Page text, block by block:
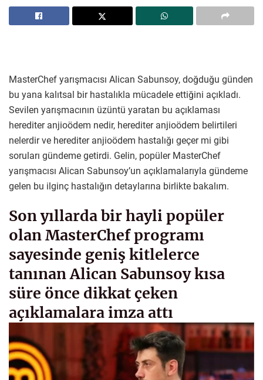
MasterChef yarışmacısı Alican Sabunsoy, doğduğu günden
bu yana kalıtsal bir hastalıkla mücadele ettiğini açıkladı.
Sevilen yarışmacının üzüntü yaratan bu açıklaması
herediter anjioödem nedir, herediter anjioödem belirtileri
nelerdir ve herediter anjioödem hastalığı geçer mi gibi
soruları gündeme getirdi. Gelin, popüler MasterChef
yarışmacısı Alican Sabunsoy’un açıklamalarıyla gündeme
gelen bu ilginç hastalığın detaylarına birlikte bakalım.
Son yıllarda bir hayli popüler
olan MasterChef programı
sayesinde geniş kitlelerce
tanınan Alican Sabunsoy kısa
süre önce dikkat çeken
açıklamalara imza attı